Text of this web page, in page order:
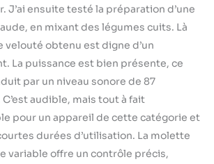
J’ai ensuite testé la préparation d’une
en mixant des légumes cuits. Là
velouté obtenu est digne d’un
La puissance est bien présente, ce
par un niveau sonore de 87
audible, mais tout à fait
pour un appareil de cette catégorie et
durées d’utilisation. La molette
variable offre un contrôle précis,